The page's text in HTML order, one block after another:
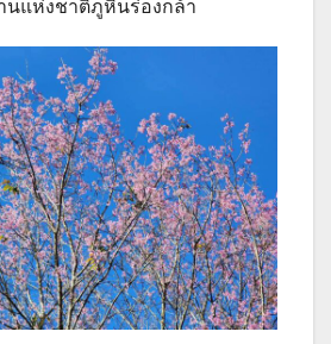
นแห่งชาติภูหินร่องกล้า